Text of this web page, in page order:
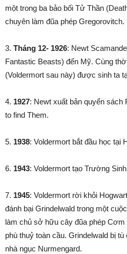
một trong ba bảo bối Tử Thần
chuyên làm đũa phép Gregorovitch.
3. Tháng 12- 1926: Newt
Fantastic Beasts) đến Mỹ. Cùng
(Voldermort sau này) được sinh ta
4. 1927: Newt xuất bản quyển sách
to find Them.
5. 1938: Voldermort bắt đầu học tại
6. 1943: Voldermort tạo Trường
7. 1945: Voldermort rời khỏi
đánh bại Grindelwald trong một
làm chủ sở hữu cây đũa phép Cơm
phù thuỷ toàn cầu. Grindelwald bị
nhà ngục Nurmengard.